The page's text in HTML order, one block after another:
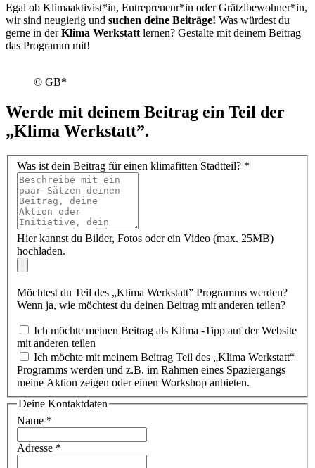
Egal ob Klimaaktivist*in, Entrepreneur*in oder Grätzlbewohner*in,
wir sind neugierig und suchen deine Beiträge! Was würdest du
gerne in derKlima Werkstatt lernen? Gestalte mit deinem Beitrag
das Programm mit!
© GB*
Werde mit deinem Beitrag ein Teil der
„Klima Werkstatt”.
Was ist dein Beitrag für einen klimafitten Stadtteil? *
Hier kannst du Bilder, Fotos oder ein Video (max. 25MB)
hochladen.
Möchtest du Teil des „Klima Werkstatt” Programms werden?
Wenn ja, wie möchtest du deinen Beitrag mit anderen teilen?
mit anderen teilen
Programms werden und z.B. im Rahmen eines Spaziergangs
meine Aktion zeigen oder einen Workshop anbieten.
Deine Kontaktdaten
Name *
Adresse *